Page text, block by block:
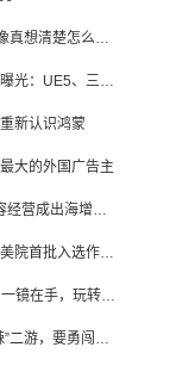
推出多款“神人”游戏后，腾讯好像真想清楚怎么做二次元了
金韬创业项目《阴阳师：云图》曝光：UE5、三端互通、ARPG
新认识鸿蒙
大的外国广告主
2026 TikTok游戏出海沙龙：内容经营成出海增长新引擎
腾讯游戏百万奖学金落地，中国美院首批入选作品获业内关注
VITURE 亮相 2026 ChinaJoy：一镜在手，玩转全场！
百人团队、研发三年：腾讯“麻辣”二游，要勇闯男性恋爱市场